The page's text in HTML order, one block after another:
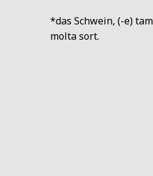
*das Schwein, (-e)
molta sort.